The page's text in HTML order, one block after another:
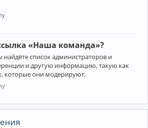
«Наша команда»?
найдёте список администраторов и
и другую информацию, такую как
которые они модерируют.